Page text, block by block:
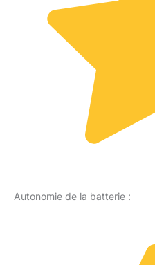
Autonomie de la batterie :